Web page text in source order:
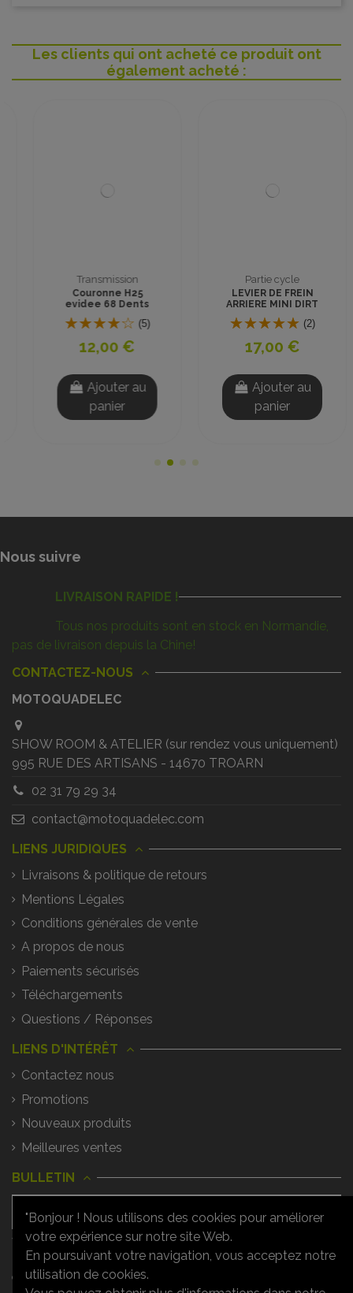
Les clients qui ont acheté ce produit ont
également acheté :
Transmission
Couronne H25
evidee 68 Dents
Mini Quad
(5)
12,00 €
Ajouter au
panier
Partie cycle
LEVIER DE FREIN
ARRIERE MINI DIRT
TOX
(2)
17,00 €
Ajouter au
panier
Nous suivre
LIVRAISON RAPIDE !
Tous nos produits sont en stock en Normandie,
pas de livraison depuis la Chine!
CONTACTEZ-NOUS
MOTOQUADELEC
SHOW ROOM & ATELIER (sur rendez vous uniquement)
995 RUE DES ARTISANS - 14670 TROARN
02 31 79 29 34
contact@motoquadelec.com
LIENS JURIDIQUES
Livraisons & politique de retours
Mentions Légales
Conditions générales de vente
A propos de nous
Paiements sécurisés
Téléchargements
Questions / Réponses
LIENS D'INTÉRÊT
Contactez nous
Promotions
Nouveaux produits
Meilleures ventes
BULLETIN
Vous pouvez vous désinscrire à tout
moment. Vous trouverez pour cela nos
informations de contact dans les
conditions d'utilisation du site.
"Bonjour ! Nous utilisons des cookies pour améliorer
votre expérience sur notre site Web.
En poursuivant votre navigation, vous acceptez notre
utilisation de cookies.